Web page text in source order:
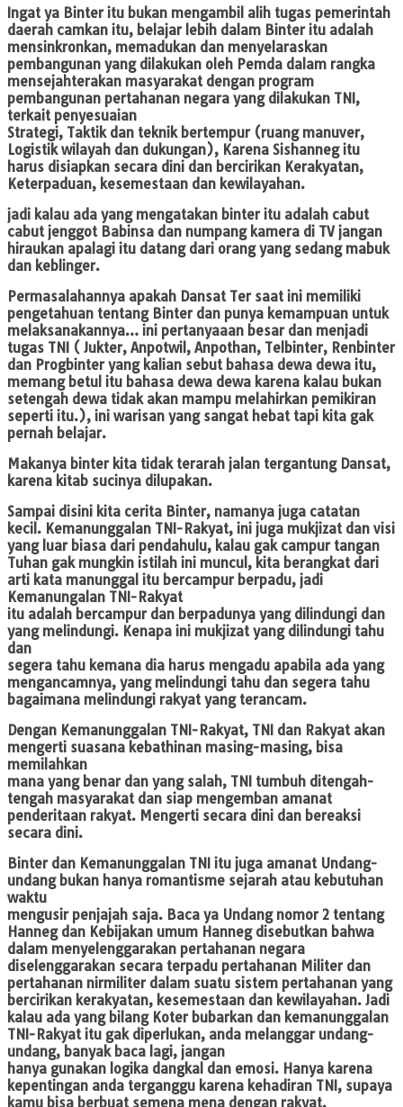
Ingat ya Binter itu bukan mengambil alih tugas pemerintah
daerah camkan itu, belajar lebih dalam Binter itu adalah
mensinkronkan, memadukan dan menyelaraskan
pembangunan yang dilakukan oleh Pemda dalam rangka
mensejahterakan masyarakat dengan program
pembangunan pertahanan negara yang dilakukan TNI,
terkait penyesuaian
Strategi, Taktik dan teknik bertempur (ruang manuver,
Logistik wilayah dan dukungan), Karena Sishanneg itu
harus disiapkan secara dini dan bercirikan Kerakyatan,
Keterpaduan, kesemestaan dan kewilayahan.
jadi kalau ada yang mengatakan binter itu adalah cabut
cabut jenggot Babinsa dan numpang kamera di TV jangan
hiraukan apalagi itu datang dari orang yang sedang mabuk
dan keblinger.
Permasalahannya apakah Dansat Ter saat ini memiliki
pengetahuan tentang Binter dan punya kemampuan untuk
melaksanakannya… ini pertanyaaan besar dan menjadi
tugas TNI ( Jukter, Anpotwil, Anpothan, Telbinter, Renbinter
dan Progbinter yang kalian sebut bahasa dewa dewa itu,
memang betul itu bahasa dewa dewa karena kalau bukan
setengah dewa tidak akan mampu melahirkan pemikiran
seperti itu.), ini warisan yang sangat hebat tapi kita gak
pernah belajar.
Makanya binter kita tidak terarah jalan tergantung Dansat,
karena kitab sucinya dilupakan.
Sampai disini kita cerita Binter, namanya juga catatan
kecil. Kemanunggalan TNI-Rakyat, ini juga mukjizat dan visi
yang luar biasa dari pendahulu, kalau gak campur tangan
Tuhan gak mungkin istilah ini muncul, kita berangkat dari
arti kata manunggal itu bercampur berpadu, jadi
Kemanungalan TNI-Rakyat
itu adalah bercampur dan berpadunya yang dilindungi dan
yang melindungi. Kenapa ini mukjizat yang dilindungi tahu
dan
segera tahu kemana dia harus mengadu apabila ada yang
mengancamnya, yang melindungi tahu dan segera tahu
bagaimana melindungi rakyat yang terancam.
Dengan Kemanunggalan TNI-Rakyat, TNI dan Rakyat akan
mengerti suasana kebathinan masing-masing, bisa
memilahkan
mana yang benar dan yang salah, TNI tumbuh ditengah-
tengah masyarakat dan siap mengemban amanat
penderitaan rakyat. Mengerti secara dini dan bereaksi
secara dini.
Binter dan Kemanunggalan TNI itu juga amanat Undang-
undang bukan hanya romantisme sejarah atau kebutuhan
waktu
mengusir penjajah saja. Baca ya Undang nomor 2 tentang
Hanneg dan Kebijakan umum Hanneg disebutkan bahwa
dalam menyelenggarakan pertahanan negara
diselenggarakan secara terpadu pertahanan Militer dan
pertahanan nirmiliter dalam suatu sistem pertahanan yang
bercirikan kerakyatan, kesemestaan dan kewilayahan. Jadi
kalau ada yang bilang Koter bubarkan dan kemanunggalan
TNI-Rakyat itu gak diperlukan, anda melanggar undang-
undang, banyak baca lagi, jangan
hanya gunakan logika dangkal dan emosi. Hanya karena
kepentingan anda terganggu karena kehadiran TNI, supaya
kamu bisa berbuat semena mena dengan rakyat.